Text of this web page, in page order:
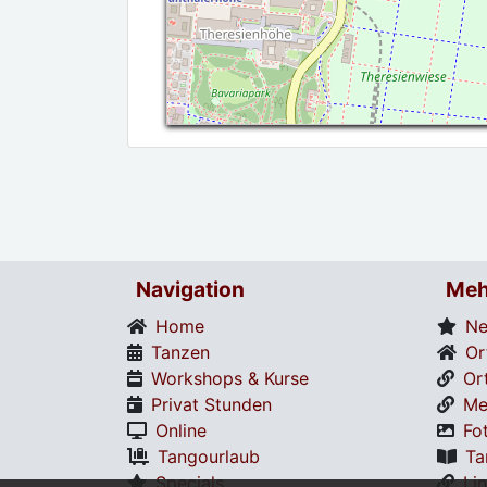
Navigation
Home
Tanzen
Workshops & Kurse
Privat Stunden
Online
Tangourlaub
Specials